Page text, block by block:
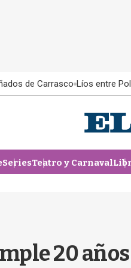
de Carrasco Líos entre
SeriesTeatro y Carnaval
20